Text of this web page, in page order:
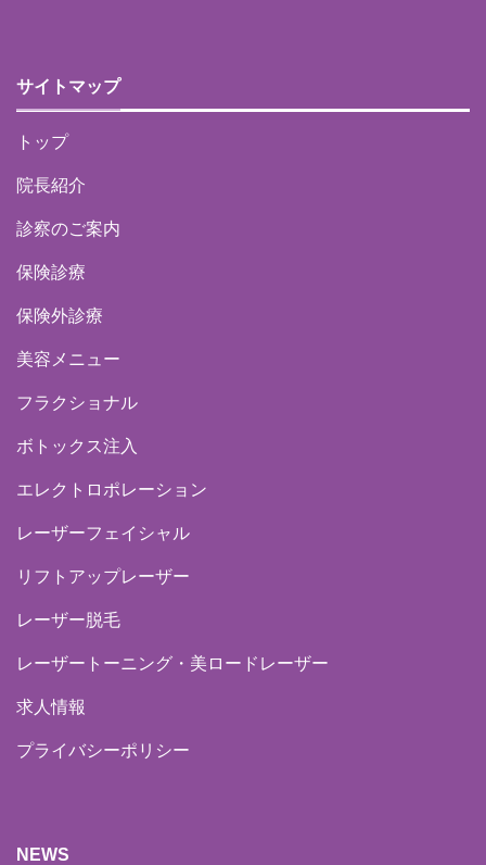
サイトマップ
トップ
院長紹介
診察のご案内
保険診療
保険外診療
美容メニュー
フラクショナル
ボトックス注入
エレクトロポレーション
レーザーフェイシャル
リフトアップレーザー
レーザー脱毛
レーザートーニング・美ロードレーザー
求人情報
プライバシーポリシー
NEWS